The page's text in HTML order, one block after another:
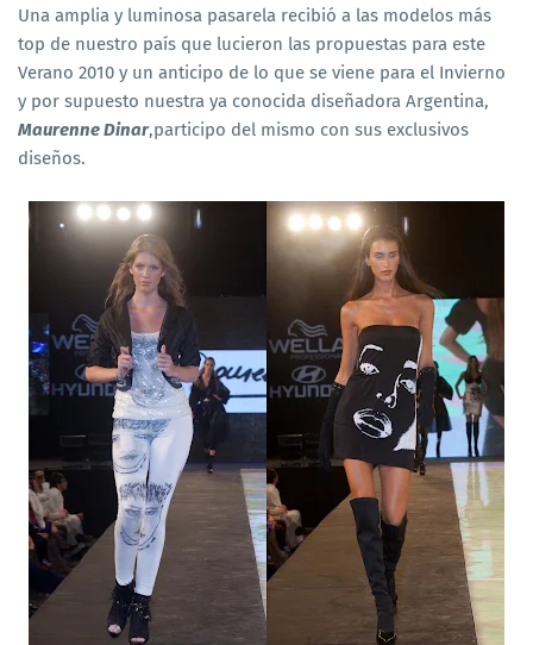
Una amplia y luminosa pasarela recibió a las modelos más
top de nuestro país que lucieron las propuestas para este
Verano 2010 y un anticipo de lo que se viene para el Invierno
y por supuesto nuestra ya conocida diseñadora Argentina,
Maurenne Dinar,participo del mismo con sus exclusivos
diseños.